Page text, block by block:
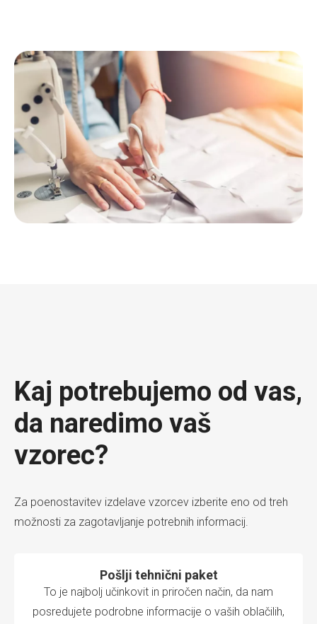
Kaj potrebujemo od vas,
da naredimo vaš
vzorec?
Za poenostavitev izdelave vzorcev izberite eno od treh
možnosti za zagotavljanje potrebnih informacij.
Pošlji tehnični paket
To je najbolj učinkovit in priročen način, da nam
posredujete podrobne informacije o vaših oblačilih,